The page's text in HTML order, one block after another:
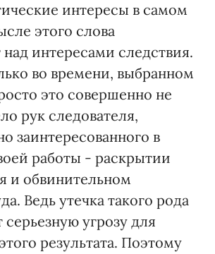
интересы в самом
этого слова
интересами следствия.
во времени, выбранном
это совершенно не
рук следователя,
заинтересованного в
работы - раскрытии
и обвинительном
Ведь утечка такого рода
серьезную угрозу для
результата. Поэтому